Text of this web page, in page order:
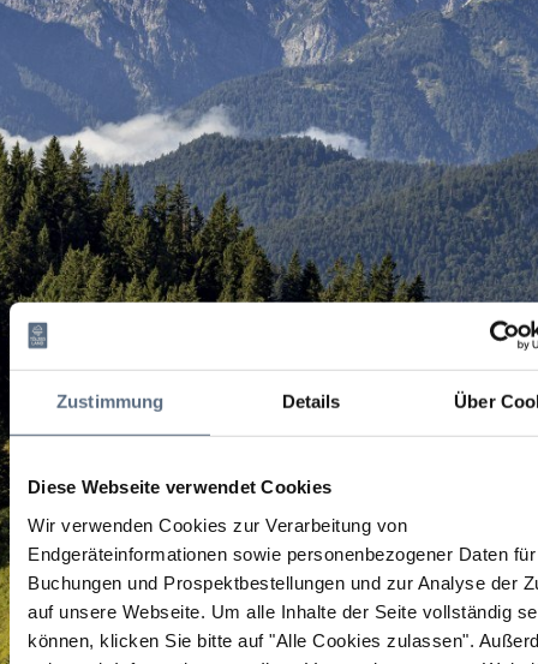
Zustimmung Details Über
Diese Webseite verwendet Cookies
Wir verwenden Cookies zur Verarbeitung von
Endgeräteinformationen sowie personenbezogener Daten
Buchungen und Prospektbestellungen und zur Analyse der
auf unsere Webseite. Um alle Inhalte der Seite vollständig
können, klicken Sie bitte auf "Alle Cookies zulassen".